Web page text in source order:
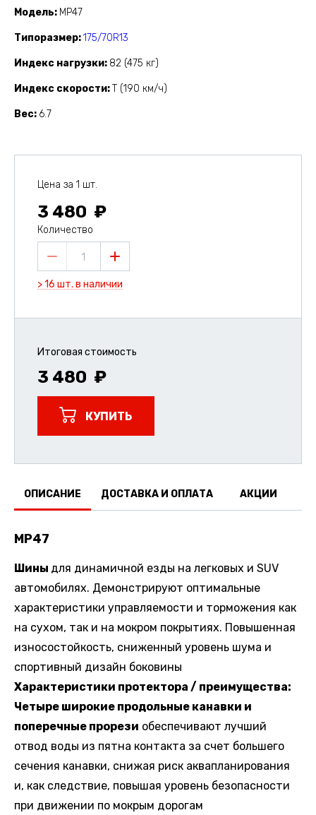
Модель MP47
Типоразмер 175/70R13
Индекс нагрузки 82 (475 кг)
Индекс скорости T (190 км/ч)
Вес 6.7
Цена за 1 шт.
3 480
Количество
1
> 16 шт. в наличии
Итоговая стоимость
3 480
КУПИТЬ
ОПИСАНИЕ ДОСТАВКА И ОПЛАТА АКЦИИ
MP47
Шины для динамичной езды на легковых и SUV
автомобилях. Демонстрируют оптимальные
характеристики управляемости и торможения как
на сухом, так и на мокром покрытиях. Повышенная
износостойкость, сниженный уровень шума и
спортивный дизайн боковины
Характеристики протектора / преимущества:
Четыре широкие продольные канавки и
поперечные прорези обеспечивают лучший
отвод воды из пятна контакта за счет большего
сечения канавки, снижая риск аквапланирования
и, как следствие, повышая уровень безопасности
при движении по мокрым дорогам